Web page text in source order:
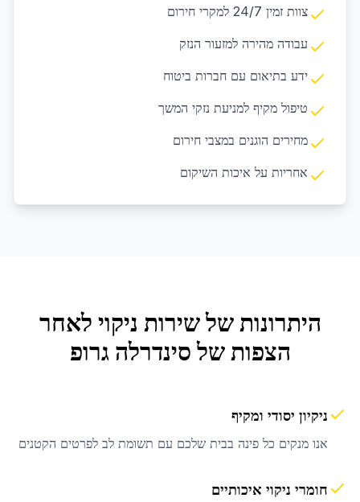
צוות זמין 24/7 למקרי חירום
עבודה מהירה למזעור הנזק
ידע בתיאום עם חברות ביטוח
טיפול מקיף למניעת נזקי המשך
מחירים הוגנים במצבי חירום
אחריות על איכות השיקום
היתרונות של שירות ניקוי לאחר
הצפות של סינדרלה גרופ
ניקיון יסודי ומקיף
אנו מנקים כל פינה בבית שלכם עם תשומת לב לפרטים הקטנים
חומרי ניקוי איכותיים